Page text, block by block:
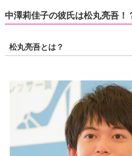
中澤莉佳子の彼氏は松丸亮吾！
松丸亮吾とは？